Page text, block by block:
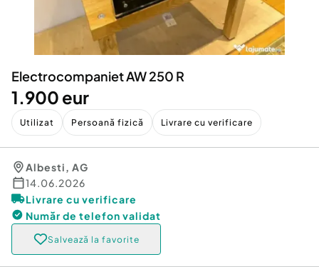
Animale de companie
Afaceri și echipamente profesionale
Inchiriere Bunuri si Vehicule
Utilaje agricole si industriale
Piese auto si accesorii
Dacia Duster
Electrocompaniet AW 250 R
1.900 eur
Utilizat Persoană fizică Livrare cu verificare
Albesti, AG
14.06.2026
Livrare cu verificare
Număr de telefon validat
Salvează la favorite